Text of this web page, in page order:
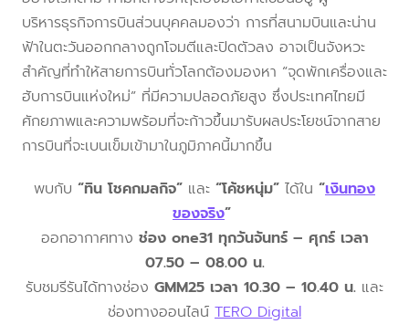
บริหารธุรกิจการบินส่วนบุคคลมองว่า การที่สนามบินและน่าน
ฟ้าในตะวันออกกลางถูกโจมตีและปิดตัวลง อาจเป็นจังหวะ
สำคัญที่ทำให้สายการบินทั่วโลกต้องมองหา “จุดพักเครื่องและ
ฮับการบินแห่งใหม่” ที่มีความปลอดภัยสูง ซึ่งประเทศไทยมี
ศักยภาพและความพร้อมที่จะก้าวขึ้นมารับผลประโยชน์จากสาย
การบินที่จะเบนเข็มเข้ามาในภูมิภาคนี้มากขึ้น
พบกับ “ทิน โชคกมลกิจ” และ “โค้ชหนุ่ม” ได้ใน “เงินทอง
ของจริง”
ออกอากาศทาง ช่อง one31 ทุกวันจันทร์ – ศุกร์ เวลา
07.50 – 08.00 น.
รับชมรีรันได้ทางช่อง GMM25 เวลา 10.30 – 10.40 น. และ
ช่องทางออนไลน์ TERO Digital